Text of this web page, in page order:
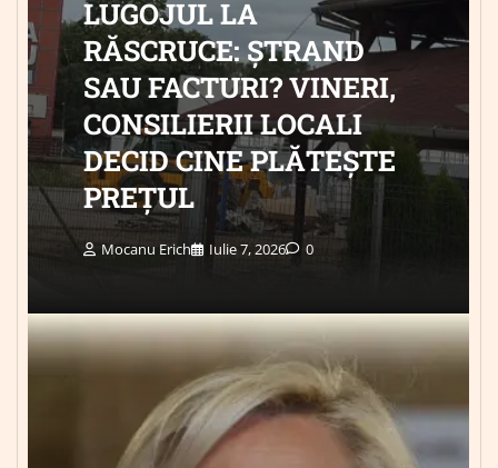
LUGOJUL LA
RĂSCRUCE: ȘTRAND
SAU FACTURI? VINERI,
CONSILIERII LOCALI
DECID CINE PLĂTEȘTE
PREȚUL
Mocanu Erich Iulie 7, 2026 0